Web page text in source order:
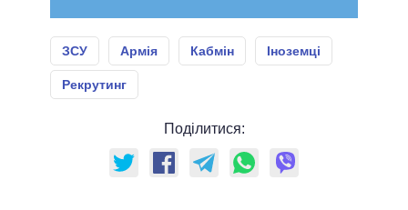
ЗСУ Армія Кабмін Іноземці
Рекрутинг
Поділитися: